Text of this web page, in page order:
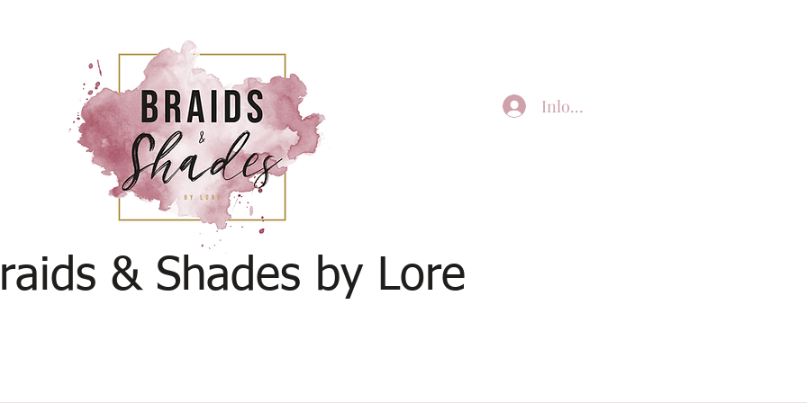
Inloggen
& Shades by Lore